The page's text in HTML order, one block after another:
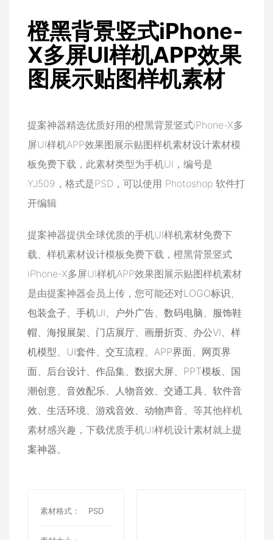
橙黑背景竖式iPhone-
X多屏UI样机APP效果
图展示贴图样机素材
提案神器精选优质好用的橙黑背景竖式iPhone-X多
屏UI样机APP效果图展示贴图样机素材设计素材模
板免费下载，此素材类型为手机UI，编号是
YJ509，格式是PSD，可以使用 Photoshop 软件打
开编辑
提案神器提供全球优质的手机UI样机素材免费下
载、样机素材设计模板免费下载，橙黑背景竖式
iPhone-X多屏UI样机APP效果图展示贴图样机素材
是由提案神器会员上传，您可能还对LOGO标识
包装盒子
手机UI 户外广告 数码电脑
服饰鞋
帽
海报展架 门店展厅 画册折页 办公VI
样
机模型
UI套件 交互流程 APP界面
网页界
面
后台设计 作品集 数据大屏 PPT模板
国
潮创意
音效配乐 人物音效 交通工具
软件音
效
生活环境 游戏音效 动物声音 、等其他样机
素材感兴趣，下载优质手机UI样机设计素材就上提
案神器。
素材格式： PSD